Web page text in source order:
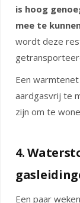
is hoog
mee te
wordt deze
Een
aardgasvrij te
zijn om te
4.
Een paar